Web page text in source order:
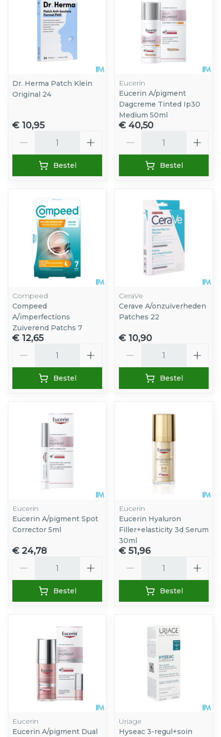
Dr. Herma Patch Klein
Original 24
€ 10,95
Bestel
Eucerin
Eucerin A/pigment
Dagcreme Tinted Ip30
Medium 50ml
€ 40,50
Bestel
Compeed
Compeed
A/imperfections
Zuiverend Patchs 7
€ 12,65
Bestel
CeraVe
Cerave A/onzuiverheden
Patches 22
€ 10,90
Bestel
Eucerin
Eucerin A/pigment Spot
Corrector 5ml
€ 24,78
Bestel
Eucerin
Eucerin Hyaluron
Filler+elasticity 3d Serum
30ml
€ 51,96
Bestel
Eucerin
Eucerin A/pigment Dual
Uriage
Hyseac 3-regul+soin